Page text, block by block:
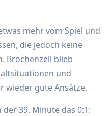
mehr vom Spiel und
die jedoch keine
Brochenzell blieb
und
wieder gute Ansätze.
39. Minute das 0:1: